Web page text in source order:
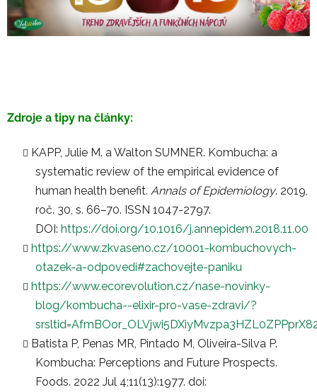
Zdroje a tipy na články:
KAPP, Julie M. a Walton SUMNER. Kombucha: a
systematic review of the empirical evidence of
human health benefit. Annals of Epidemiology. 2019,
roč. 30, s. 66–70. ISSN 1047-2797.
DOI: https://doi.org/10.1016/j.annepidem.2018.11.00
https://www.zkvaseno.cz/10001-kombuchovych-
otazek-a-odpovedi#zachovejte-paniku
https://www.ecorevolution.cz/nase-novinky-
blog/kombucha--elixir-pro-vase-zdravi/?
Batista P, Penas MR, Pintado M, Oliveira-Silva P.
Kombucha: Perceptions and Future Prospects.
Foods. 2022 Jul 4;11(13):1977. doi: